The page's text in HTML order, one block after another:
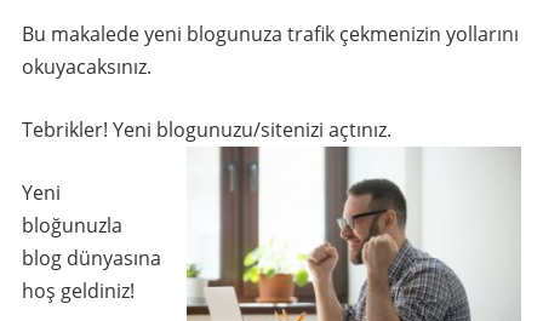
Bu makalede yeni blogunuza trafik çekmenizin yollarını
okuyacaksınız.
Tebrikler! Yeni blogunuzu/sitenizi açtınız.
Yeni
bloğunuzla
blog dünyasına
hoş geldiniz!